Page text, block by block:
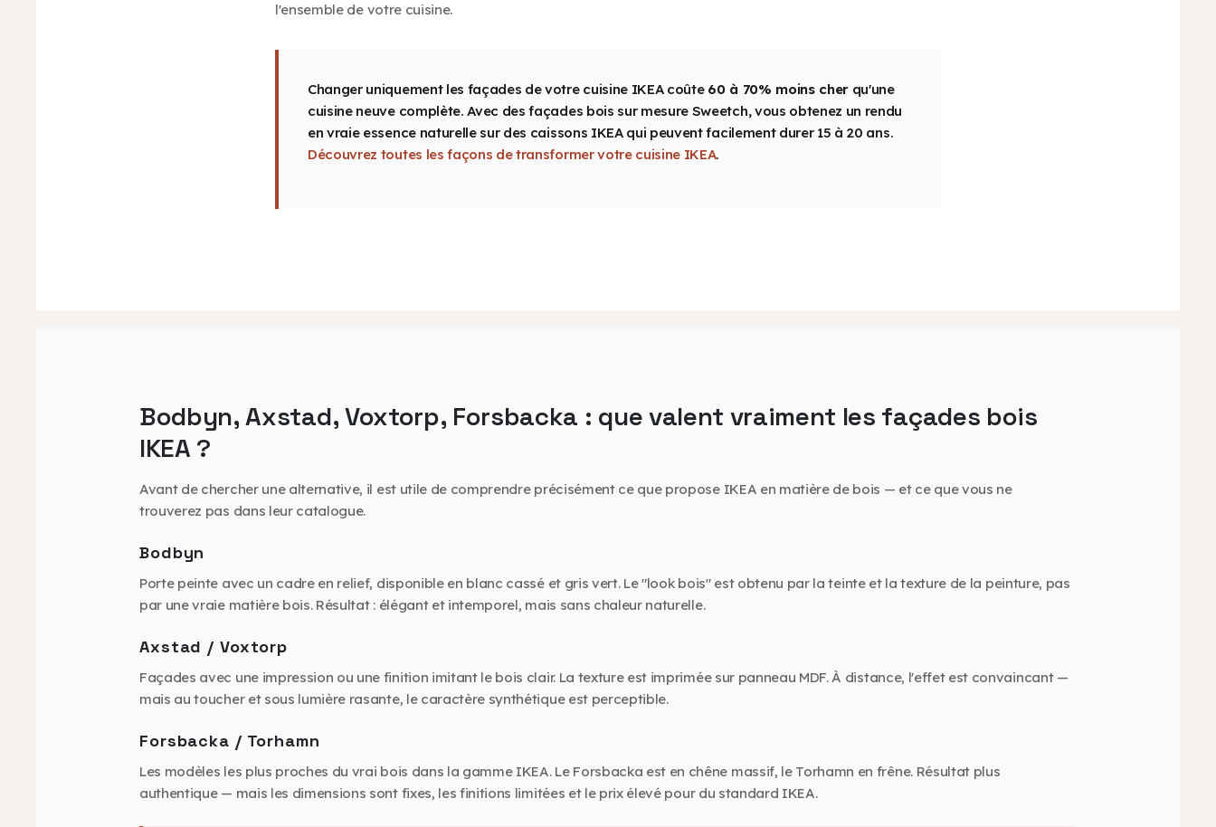
l'ensemble de votre cuisine.
Changer uniquement les façades de votre cuisine IKEA coûte 60 à 70% moins cher qu'une
cuisine neuve complète. Avec des façades bois sur mesure Sweetch, vous obtenez un rendu
en vraie essence naturelle sur des caissons IKEA qui peuvent facilement durer 15 à 20 ans.
Découvrez toutes les façons de transformer votre cuisine IKEA.
Bodbyn, Axstad, Voxtorp, Forsbacka : que valent vraiment les façades bois
IKEA ?
Avant de chercher une alternative, il est utile de comprendre précisément ce que propose IKEA en matière de bois — et ce que vous ne
trouverez pas dans leur catalogue.
Bodbyn
Porte peinte avec un cadre en relief, disponible en blanc cassé et gris vert. Le "look bois" est obtenu par la teinte et la texture de la peinture, pas
par une vraie matière bois. Résultat : élégant et intemporel, mais sans chaleur naturelle.
Axstad / Voxtorp
Façades avec une impression ou une finition imitant le bois clair. La texture est imprimée sur panneau MDF. À distance, l'effet est convaincant —
mais au toucher et sous lumière rasante, le caractère synthétique est perceptible.
Forsbacka / Torhamn
Les modèles les plus proches du vrai bois dans la gamme IKEA. Le Forsbacka est en chêne massif, le Torhamn en frêne. Résultat plus
authentique — mais les dimensions sont fixes, les finitions limitées et le prix élevé pour du standard IKEA.